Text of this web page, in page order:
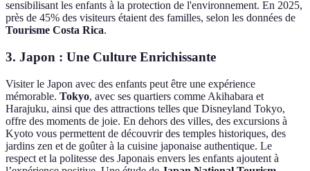
sensibilisant les enfants à la protection de l'environnement. En 2025,
près de 45% des visiteurs étaient des familles, selon les données de
Tourisme Costa Rica.
3. Japon : Une Culture Enrichissante
Visiter le Japon avec des enfants peut être une expérience
mémorable. Tokyo, avec ses quartiers comme Akihabara et
Harajuku, ainsi que des attractions telles que Disneyland Tokyo,
offre des moments de joie. En dehors des villes, des excursions à
Kyoto vous permettent de découvrir des temples historiques, des
jardins zen et de goûter à la cuisine japonaise authentique. Le
respect et la politesse des Japonais envers les enfants ajoutent à